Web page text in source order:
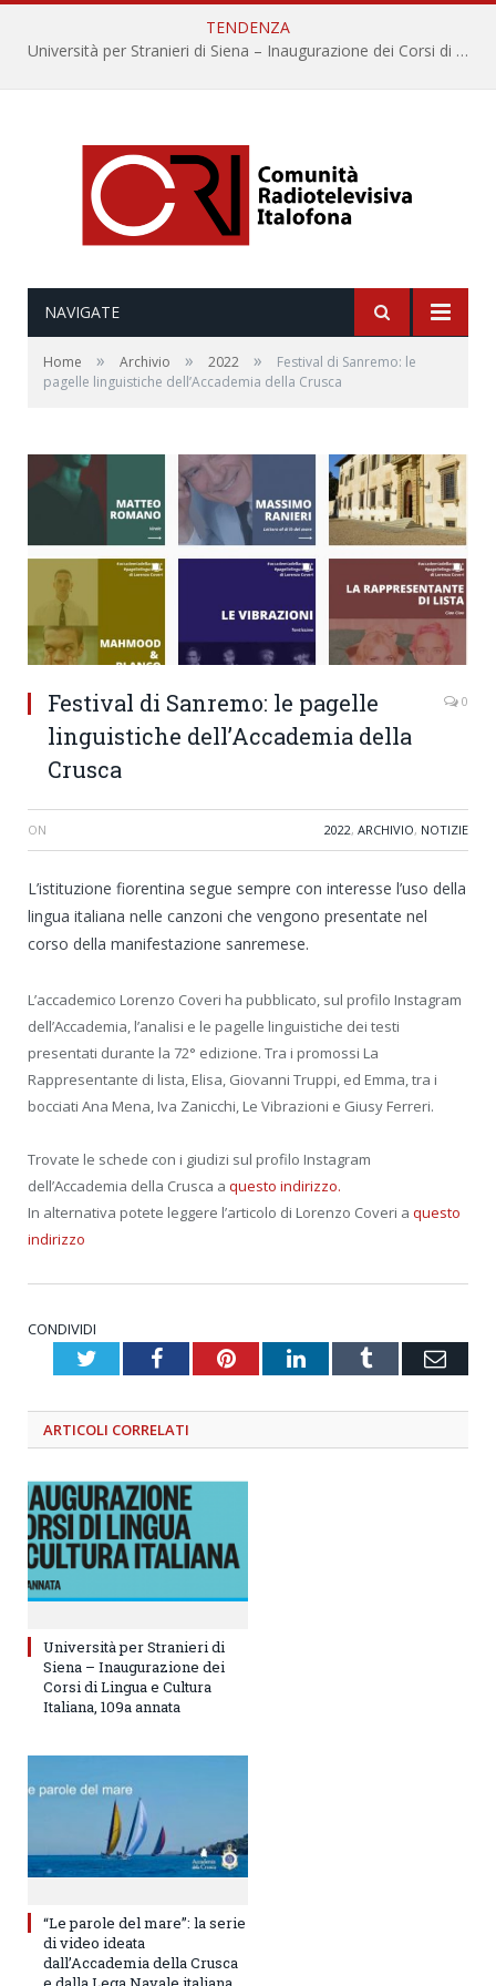
TENDENZA
Università per Stranieri di Siena – Inaugurazione dei Corsi di Lingua e Cultura Italiana, 109a annata
NAVIGATE
Home » Archivio » 2022 »
Festival di Sanremo: le
pagelle linguistiche dell’Accademia della Crusca
Festival di Sanremo: le pagelle
linguistiche dell’Accademia della
Crusca
0
ON 2022, ARCHIVIO, NOTIZIE
L’istituzione fiorentina segue sempre con interesse l’uso della
lingua italiana nelle canzoni che vengono presentate nel
corso della manifestazione sanremese.
L’accademico Lorenzo Coveri ha pubblicato, sul profilo Instagram
dell’Accademia, l’analisi e le pagelle linguistiche dei testi
presentati durante la 72° edizione. Tra i promossi La
Rappresentante di lista, Elisa, Giovanni Truppi, ed Emma, tra i
bocciati Ana Mena, Iva Zanicchi, Le Vibrazioni e Giusy Ferreri.
Trovate le schede con i giudizi sul profilo Instagram
dell’Accademia della Crusca a questo indirizzo.
In alternativa potete leggere l’articolo di Lorenzo Coveri a questo
indirizzo
CONDIVIDI
TwitterFacebookPinterestLinkedInTumblr
ARTICOLI CORRELATI
Università per Stranieri di
Siena – Inaugurazione dei
Corsi di Lingua e Cultura
Italiana, 109a annata
“Le parole del mare”: la serie
di video ideata
dall’Accademia della Crusca